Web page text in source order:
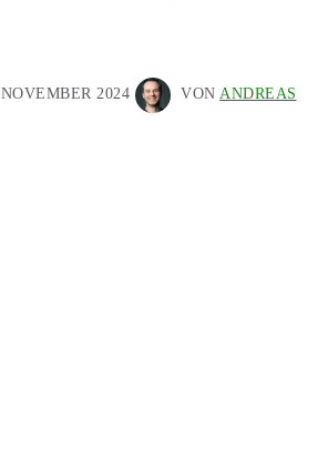
2024 VON ANDREAS